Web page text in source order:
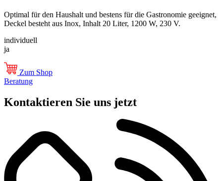
Optimal für den Haushalt und bestens für die Gastronomie geeignet,
Deckel besteht aus Inox, Inhalt 20 Liter, 1200 W, 230 V.
individuell
ja
Zum Shop
Beratung
Kontaktieren Sie uns jetzt